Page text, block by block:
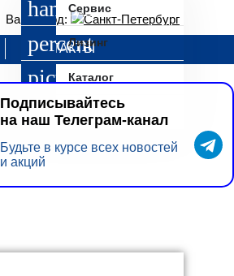
Ваш город: Санкт-Петербург
КОНТАКТЫ
Сервис
Лизинг
Каталог
Запрос
Подписывайтесь
на наш Телеграм-канал
Будьте в курсе всех новостей
и акций